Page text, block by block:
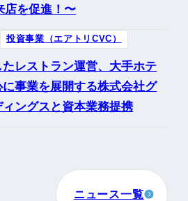
ニュース一覧
店を促進！〜
投資事業（エアトリCVC）
レストラン運営、大手ホテ
事業を展開する株式会社グ
ングスと資本業務提携